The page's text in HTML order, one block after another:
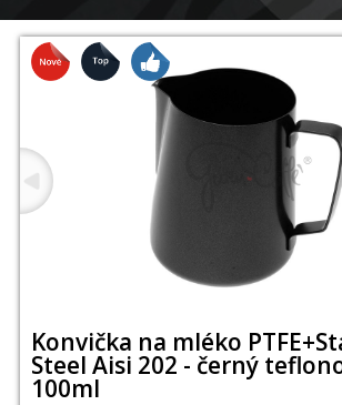
Konvička na mléko
Steel Aisi 202 - černý
100ml